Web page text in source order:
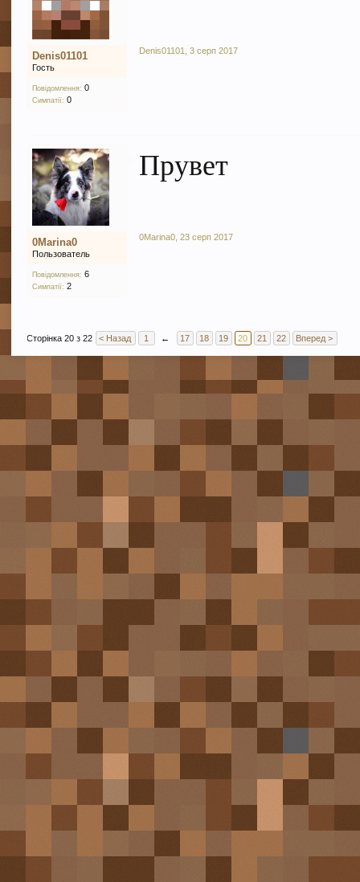
Denis01101
Гость
Повідомлення: 0
Симпатії: 0
Denis01101 ,3 серп 2017
0Marina0
Пользователь
Повідомлення: 6
Симпатії: 2
Прувет
0Marina0 ,23 серп 2017
Сторінка 20 з 22 < Назад 1 ← 17 18 19 20 21 22 Вперед >